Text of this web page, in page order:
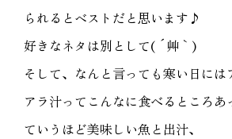
られるとベストだと思います♪
好きなネタは別として( ´艸｀)
そして、なんと言っても寒い日には
アラ汁ってこんなに食べるところあ
ていうほど美味しい魚と出汁、